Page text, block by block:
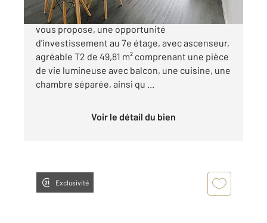
Century 21 agence de la gare à MONTBELIARD
vous propose, une opportunité
d'investissement au 7e étage, avec ascenseur,
agréable T2 de 49,81 m² comprenant une pièce
de vie lumineuse avec balcon, une cuisine, une
chambre séparée, ainsi qu ...
Voir le détail du bien
Exclusivité